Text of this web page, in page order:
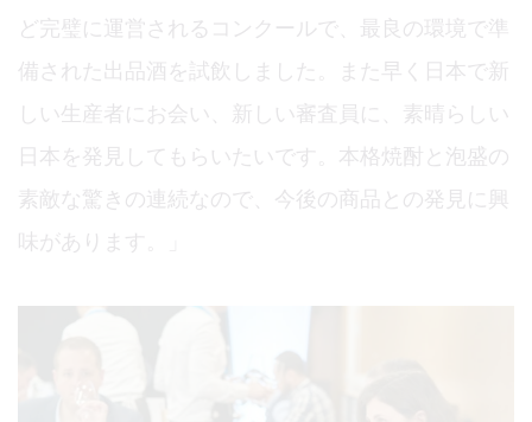
ど完璧に運営されるコンクールで、最良の環境で準
備された出品酒を試飲しました。また早く日本で新
しい生産者にお会い、新しい審査員に、素晴らしい
日本を発見してもらいたいです。本格焼酎と泡盛の
素敵な驚きの連続なので、今後の商品との発見に興
味があります。」